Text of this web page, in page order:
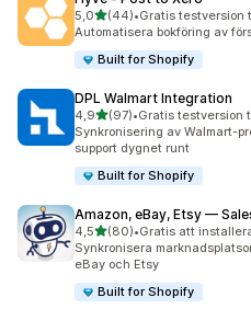
5,0av 5 stjärnor
(44)
44 recensioner totalt
•Gratis testversion
Automatisera bokföring av
Built for Shopify
DPL Walmart Integration
4,9av 5 stjärnor
(97)
97 recensioner totalt
•Gratis testversion
Synkronisering av Walmart-
support dygnet runt
Built for Shopify
Amazon, eBay, Etsy —
4,5av 5 stjärnor
(80)
80 recensioner totalt
•Gratis att
Synkronisera
eBay och Etsy
Built for Shopify